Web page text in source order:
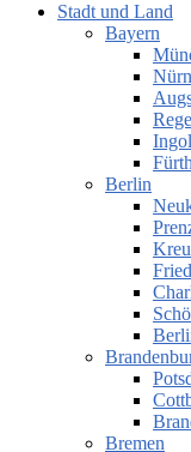
Stadt und Land
Bayern
Fürth
Berlin
Bremen